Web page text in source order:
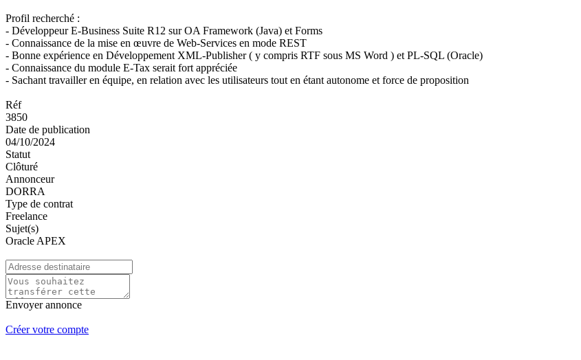
Profil recherché :
- Développeur E-Business Suite R12 sur OA Framework (Java) et Forms
- Connaissance de la mise en œuvre de Web-Services en mode REST
- Bonne expérience en Développement XML-Publisher ( y compris RTF sous MS Word ) et PL-SQL (Oracle)
- Connaissance du module E-Tax serait fort appréciée
- Sachant travailler en équipe, en relation avec les utilisateurs tout en étant autonome et force de proposition
Réf
3850
Date de publication
04/10/2024
Statut
Clôturé
Annonceur
DORRA
Type de contrat
Freelance
Sujet(s)
Oracle APEX
Envoyer annonce
Créer votre compte